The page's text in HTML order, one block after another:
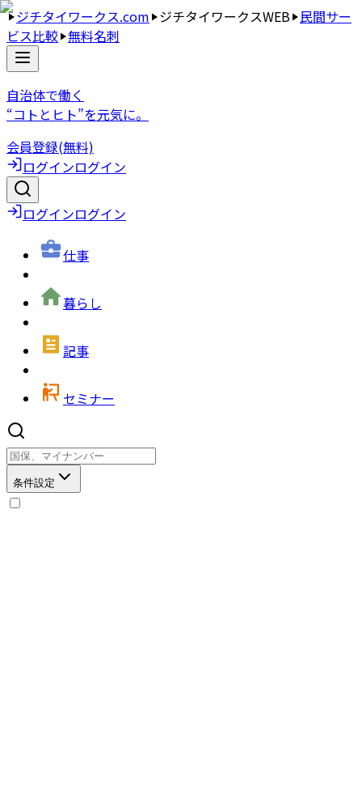
ジチタイワークス.com ジチタイワークスWEB 民間サー
ビス比較 無料名刺
自治体で働く
“コトとヒト”を元気に。
会員登録(無料)
ログインログイン
ログインログイン
仕事
暮らし
記事
セミナー
条件設定